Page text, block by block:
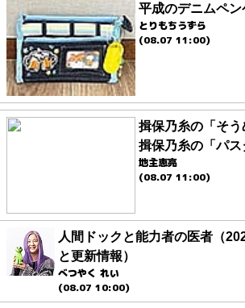
平成のデニムペ
とりもちうずら
(08.07 11:00)
揖保乃糸の「そう
揖保乃糸の「パ
地主恵亮
(08.07 11:00)
人間ドックと能力者の医者（
と更新情報）
べつやく れい
(08.07 10:00)